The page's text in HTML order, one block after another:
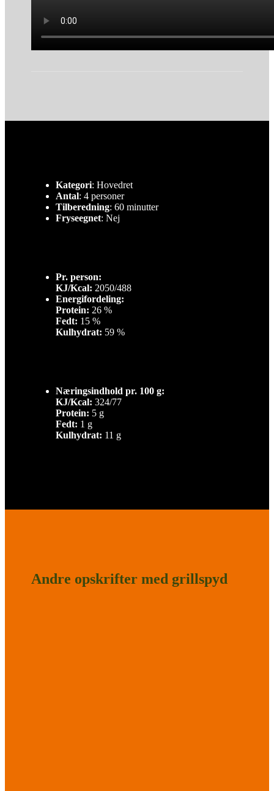
Kategori: Hovedret
Antal: 4 personer
Tilberedning: 60 minutter
Fryseegnet: Nej
Pr. person:
KJ/Kcal: 2050/488
Energifordeling:
Protein: 26 %
Fedt: 15 %
Kulhydrat: 59 %
Næringsindhold pr. 100 g:
KJ/Kcal: 324/77
Protein: 5 g
Fedt: 1 g
Kulhydrat: 11 g
Andre opskrifter med grillspyd